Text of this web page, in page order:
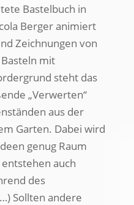
Bastelbuch in
Berger animiert
Zeichnungen von
mit
steht das
„Verwerten“
aus der
Garten. Dabei wird
genug Raum
auch
des
Sollten andere